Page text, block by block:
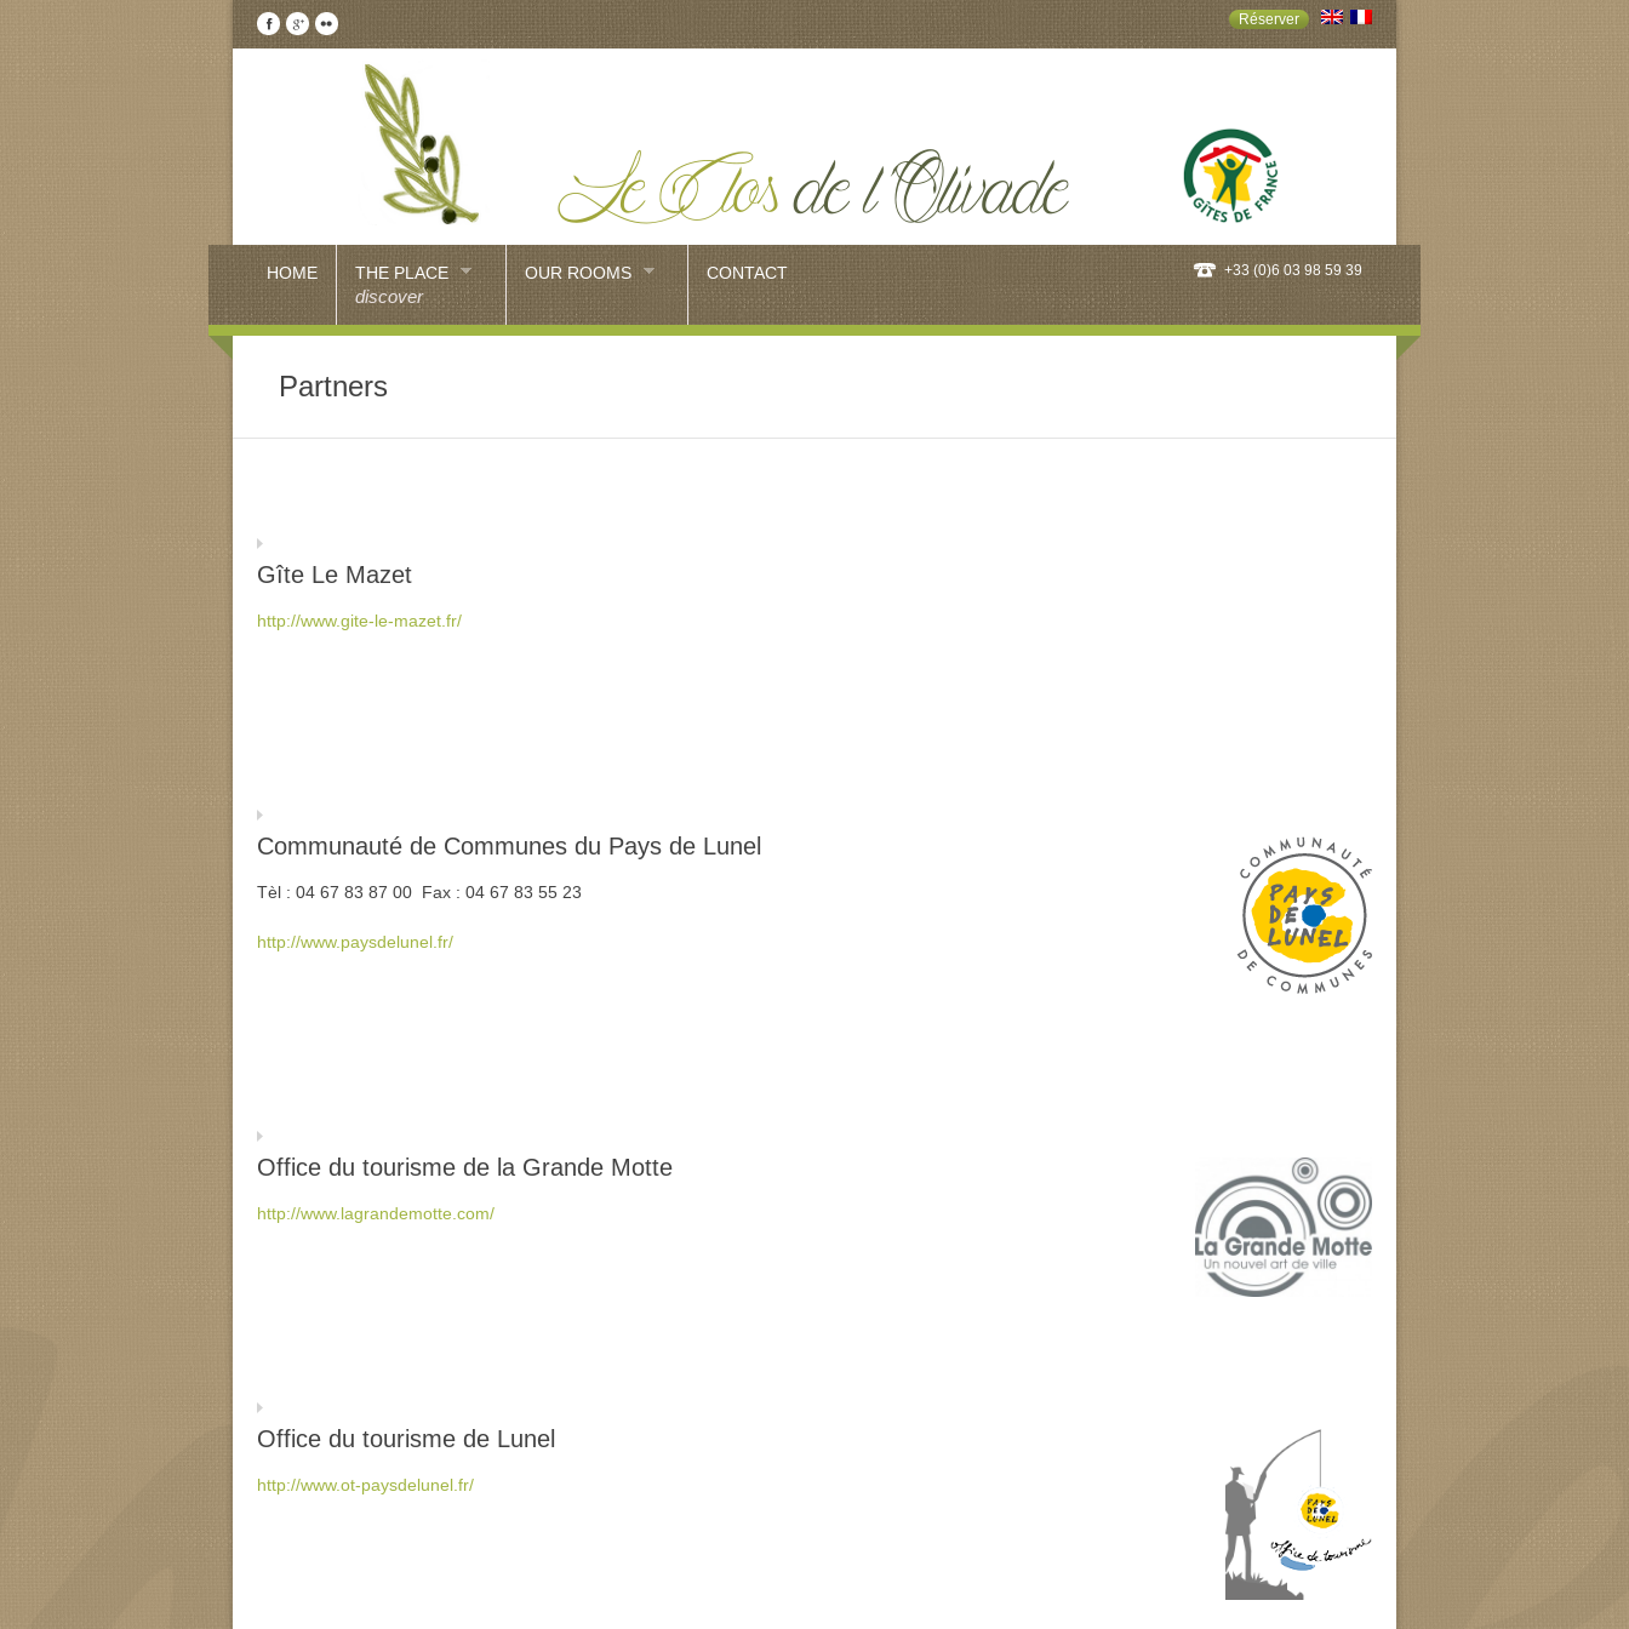
Réserver
HOME THE PLACE
discover
OUR ROOMS CONTACT +33 (0)6 03 98 59 39
Partners
Gîte Le Mazet
http://www.gite-le-mazet.fr/
Communauté de Communes du Pays de Lunel
Tèl : 04 67 83 87 00 Fax : 04 67 83 55 23
http://www.paysdelunel.fr/
Office du tourisme de la Grande Motte
http://www.lagrandemotte.com/
Office du tourisme de Lunel
http://www.ot-paysdelunel.fr/